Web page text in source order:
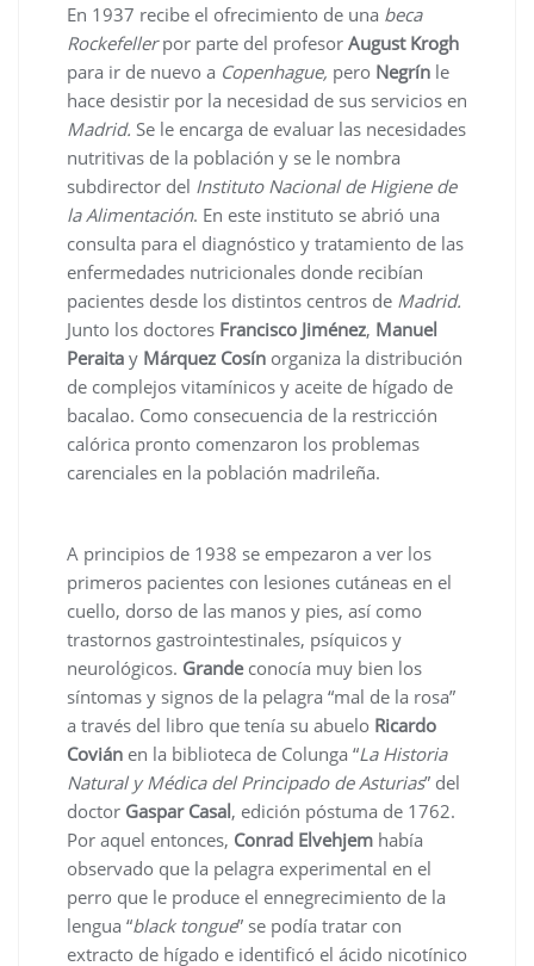
En 1937 recibe el ofrecimiento de una beca
Rockefellerpor parte del profesor August Krogh
para ir de nuevo a Copenhague, pero Negrín le
hace desistir por la necesidad de sus servicios en
Madrid. Se le encarga de evaluar las necesidades
nutritivas de la población y se le nombra
subdirector del Instituto Nacional de Higiene de
la Alimentación. En este instituto se abrió una
consulta para el diagnóstico y tratamiento de las
enfermedades nutricionales donde recibían
pacientes desde los distintos centros de Madrid.
Junto los doctores Francisco Jiménez, Manuel
Peraita y Márquez Cosín organiza la distribución
de complejos vitamínicos y aceite de hígado de
bacalao. Como consecuencia de la restricción
calórica pronto comenzaron los problemas
carenciales en la población madrileña.
A principios de 1938 se empezaron a ver los
primeros pacientes con lesiones cutáneas en el
cuello, dorso de las manos y pies, así como
trastornos gastrointestinales, psíquicos y
neurológicos. Grandeconocía muy bien los
síntomas y signos de la pelagra “mal de la rosa”
a través del libro que tenía su abuelo Ricardo
Covián en la biblioteca de Colunga “La Historia
Natural y Médica del Principado de Asturias” del
doctor Gaspar Casal, edición póstuma de 1762.
Por aquel entonces, Conrad Elvehjem había
observado que la pelagra experimental en el
perro que le produce el ennegrecimiento de la
lengua “black tongue” se podía tratar con
extracto de hígado e identificó el ácido nicotínico